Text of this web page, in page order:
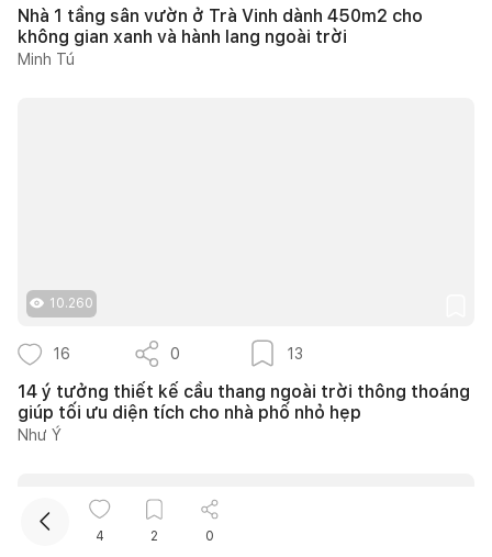
Nhà 1 tầng sân vườn ở Trà Vinh dành 450m2 cho
không gian xanh và hành lang ngoài trời
Minh Tú
10.260
16 0 13
14 ý tưởng thiết kế cầu thang ngoài trời thông thoáng
giúp tối ưu diện tích cho nhà phố nhỏ hẹp
Như Ý
4 2 0
Mua sắm hoàn thiện nhà